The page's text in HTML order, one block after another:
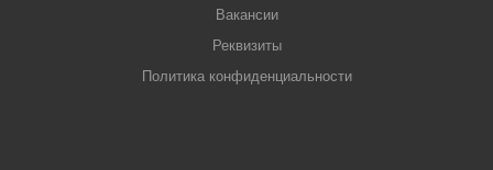
Вакансии
Реквизиты
Политика конфиденциальности